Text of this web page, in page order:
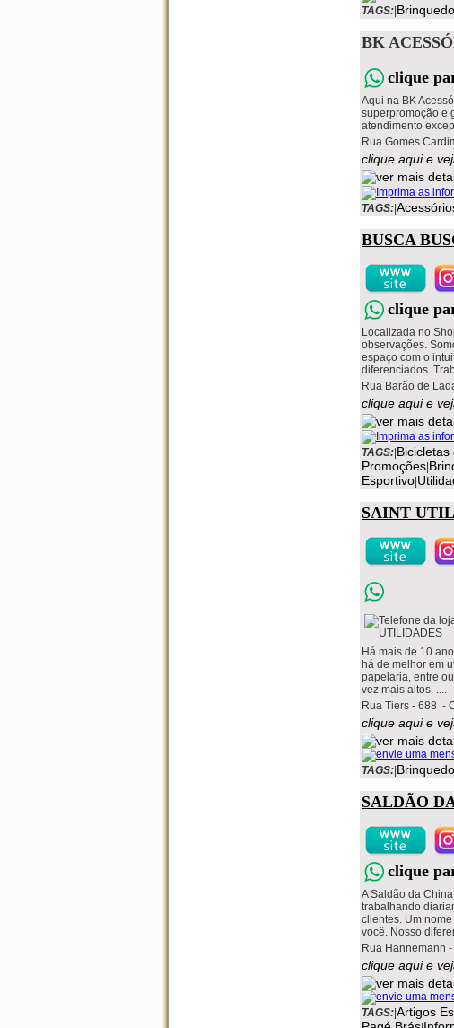
TAGS:|
BK
clique
Aqui na BK
superpromoção e
atendimento
Rua Gomes
clique aqui e
TAGS:|
BUSCA
clique
Localizada no
observações.
espaço com o
diferenciados.
Rua Barão de
clique aqui e
TAGS:|Bicicletas
Promoções|
Esportivo|
SAINT
Há mais de 10
há de melhor em
papelaria, entre
vez mais altos. ....
Rua Tiers - 688 -
clique aqui e
TAGS:|
SALDÃO
clique
A Saldão da
trabalhando
clientes. Um
você. Nosso
Rua Hannemann
clique aqui e
TAGS:|Artigos